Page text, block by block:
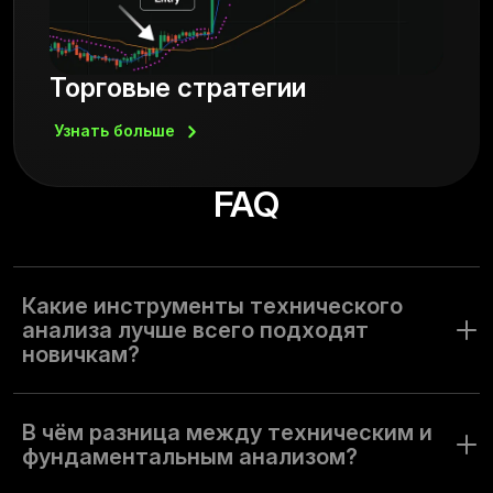
Торговые стратегии
Узнать больше
FAQ
Какие инструменты технического
анализа лучше всего подходят
новичкам?
инструментов платформы. Рекомендуем попробовать:
Простая скользящая средняя (SMA). Это трендовый
индикатор, который помогает определить
В чём разница между техническим и
фундаментальным анализом?